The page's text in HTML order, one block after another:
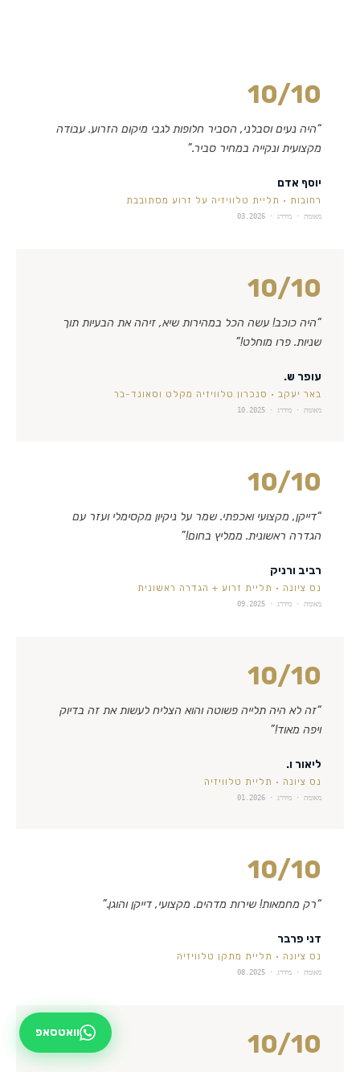
10/10
“היה נעים וסבלני, הסביר חלופות לגבי מיקום הזרוע. עבודה
מקצועית ונקייה במחיר סביר.”
יוסף אדם
רחובות · תליית טלוויזיה על זרוע מסתובבת
מאומת · מידרג · 03.2026
10/10
“היה כוכב! עשה הכל במהירות שיא, זיהה את הבעיות תוך
שניות. פרו מוחלט!”
עופר ש.
באר יעקב · סנכרון טלוויזיה מקלט וסאונד-בר
מאומת · מידרג · 10.2025
10/10
“דייקן, מקצועי ואכפתי. שמר על ניקיון מקסימלי ועזר עם
הגדרה ראשונית. ממליץ בחום!”
רביב ורניק
נס ציונה · תליית זרוע + הגדרה ראשונית
מאומת · מידרג · 09.2025
10/10
“זה לא היה תלייה פשוטה והוא הצליח לעשות את זה בדיוק
ויפה מאוד!”
ליאור ו.
נס ציונה · תליית טלוויזיה
מאומת · מידרג · 01.2026
10/10
“רק מחמאות! שירות מדהים. מקצועי, דייקן והוגן.”
דני פרבר
נס ציונה · תליית מתקן טלוויזיה
מאומת · מידרג · 08.2025
10/10 וואטסאפ